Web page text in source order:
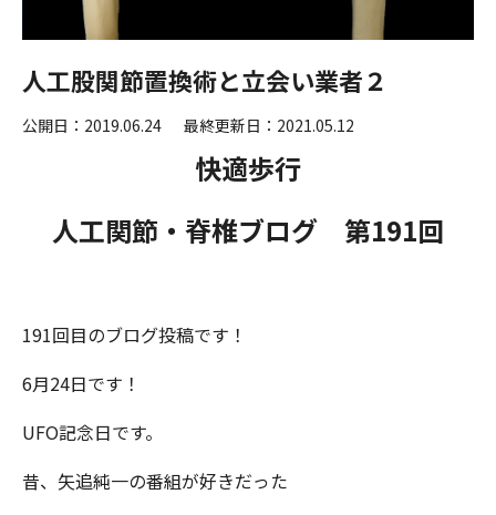
人工股関節置換術と立会い業者２
公開日：2019.06.24 最終更新日：2021.05.12
快適歩行
人工関節・脊椎ブログ 第191回
191回目のブログ投稿です！
6月24日です！
UFO記念日です。
昔、矢追純一の番組が好きだった